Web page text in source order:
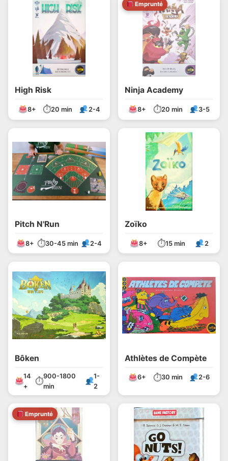
High Risk
8+ ⏱20 min 2-4
Emprunté
Ninja Academy
8+ ⏱20 min 3-5
Pitch N'Run
8+ ⏱30-45 min 2-4
Zoïko
8+ ⏱15 min 2
Bôken
14
+
⏱900-1800
min
1-
2
Athlètes de Compète
6+ ⏱30 min 2-6
Emprunté